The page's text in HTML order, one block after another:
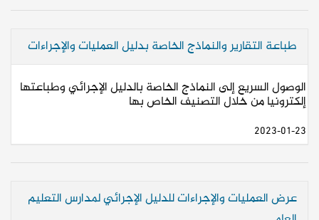
طباعة التقارير والنماذج الخاصة بدليل العمليات والإجراءات
الوصول السريع إلى النماذج الخاصة بالدليل الإجرائي وطباعتها
إلكترونيا من خلال التصنيف الخاص بها
2023-01-23
عرض العمليات والإجراءات للدليل الإجرائي لمدارس التعليم